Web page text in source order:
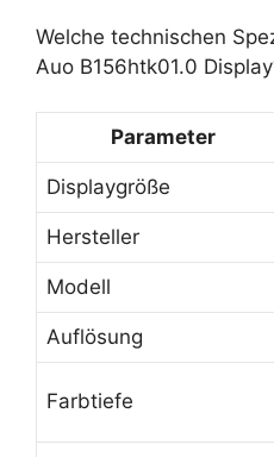
Welche technischen
Auo B156htk01.0
Parameter
Displaygröße
Hersteller
Modell
Auflösung
Farbtiefe